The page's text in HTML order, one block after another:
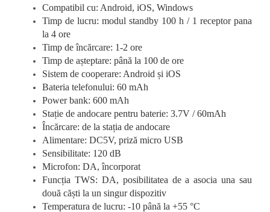
Compatibil cu: Android, iOS, Windows
Timp de lucru: modul standby 100 h / 1 receptor pana
la 4 ore
Timp de încărcare: 1-2 ore
Timp de așteptare: până la 100 de ore
Sistem de cooperare: Android și iOS
Bateria telefonului: 60 mAh
Power bank: 600 mAh
Stație de andocare pentru baterie: 3.7V / 60mAh
Încărcare: de la stația de andocare
Alimentare: DC5V, priză micro USB
Sensibilitate: 120 dB
Microfon: DA, încorporat
Funcția TWS: DA, posibilitatea de a asocia una sau
două căști la un singur dispozitiv
Temperatura de lucru: -10 până la +55 °C